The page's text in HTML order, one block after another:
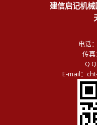
建信启记机
电话
传真
Q
E-mail：